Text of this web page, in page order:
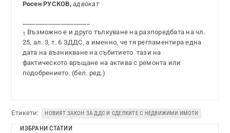
Росен РУСКОВ,адвокат
1 Възможно е и друго тълкуване на разпоредбата на чл.
25, ал. 3, т. 6 ЗДДС, а именно, че тя регламентира една
дата на възникване на събитието ­ тази на
фактическото връщане на актива с ремонта или
подобрението. (бел. ред.)
Етикети: НОВИЯТ ЗАКОН ЗА ДДС И СДЕЛКИТЕ С НЕДВИЖИМИ ИМОТИ
ИЗБРАНИ СТАТИИ